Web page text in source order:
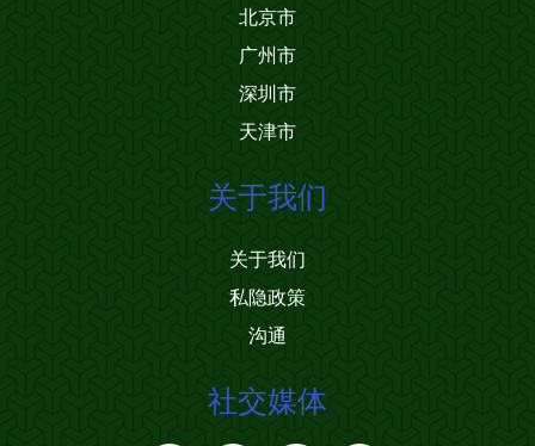
北京市
广州市
深圳市
天津市
关于我们
关于我们
私隐政策
沟通
社交媒体